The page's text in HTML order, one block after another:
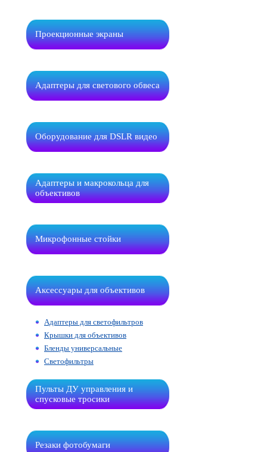
Проекционные экраны
Адаптеры для светового обвеса
Оборудование для DSLR видео
Адаптеры и макрокольца для
объективов
Микрофонные стойки
Аксессуары для объективов
Адаптеры для светофильтров
Крышки для объективов
Бленды универсальные
Светофильтры
Пульты ДУ управления и
спусковые тросики
Резаки фотобумаги